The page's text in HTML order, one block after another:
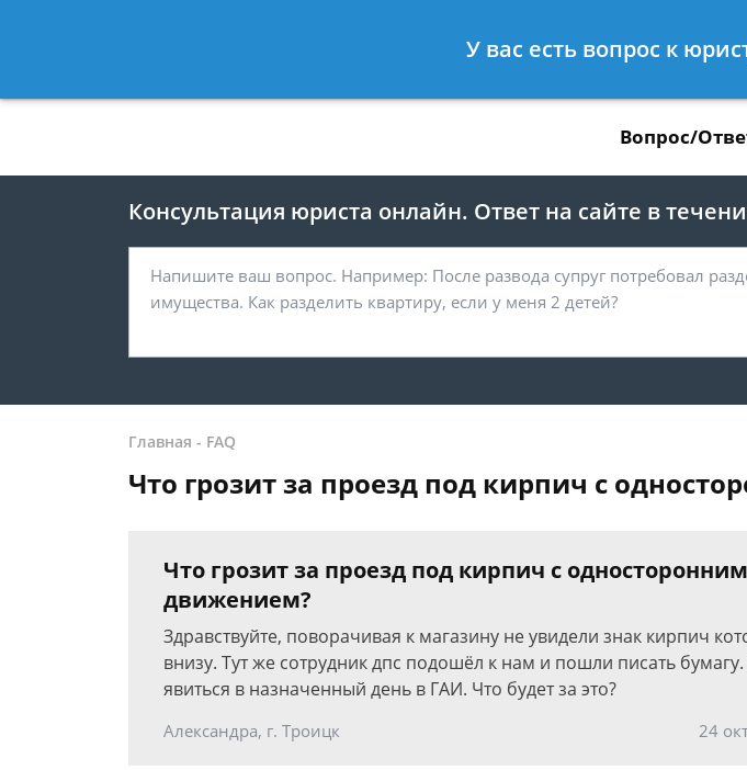
8 812 467-39-37
Вопрос/
Консультация юриста онлайн. Ответ на сайте в
Главная - FAQ
Что грозит за проезд под кирпич с
Что грозит за проезд под кирпич с односторонним
движением?
Здравствуйте, поворачивая к магазину не увидели знак кирпич
внизу. Тут же сотрудник дпс подошёл к нам и пошли писать
явиться в назначенный день в ГАИ. Что будет за это?
Александра, г. Троицк 24
У вас есть вопрос к